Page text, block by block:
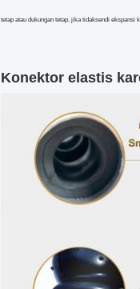
tetap atau dukungan tetap, jika tidaksendi ekspansi
Konektor elastis